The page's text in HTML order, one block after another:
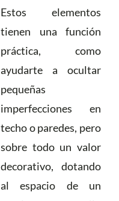
Estos elementos
tienen una función
práctica, como
ayudarte a ocultar
pequeñas
imperfecciones en
techo o paredes, pero
sobre todo un valor
decorativo, dotando
al espacio de un